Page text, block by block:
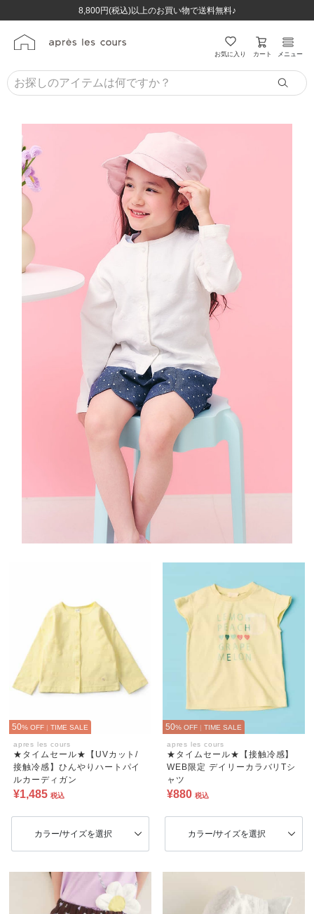
8,800円(税込)以上のお買い物で送料無料♪
ほぼ全品半額！！8/12(水)お昼12:59まで！！
8,800円(税込)以上のお買い物で送料無料♪
ほぼ全品半額！！8/12(水)お昼12:59まで！！
お気に入り カート メニュー
50% OFF | TIME SALE
apres les cours
★タイムセール★【UVカット/
接触冷感】ひんやりハートパイ
ルカーディガン
¥1,485 税込
カラー/サイズを選択
50% OFF | TIME SALE
apres les cours
★タイムセール★【接触冷感】
WEB限定 デイリーカラバリTシ
ャツ
¥880 税込
カラー/サイズを選択